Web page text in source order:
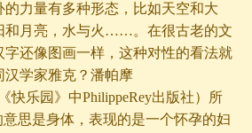
力量有多种形态，比如天空和大
和月亮，水与火……。在很古老的文
还像图画一样，这种对性的看法就
汉学家雅克？潘帕摩
《快乐园》中PhilippeRey出版社）所
思是身体，表现的是一个怀孕的妇